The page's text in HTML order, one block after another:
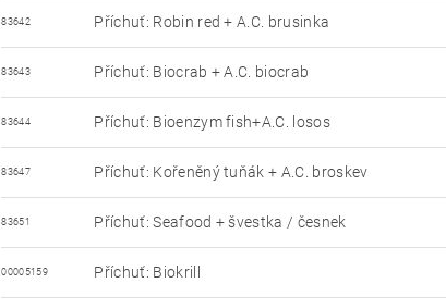
83642 Příchuť: Robin red + A.C. brusinka
83643 Příchuť: Biocrab + A.C. biocrab
83644 Příchuť: Bioenzym fish+A.C. losos
83647 Příchuť: Kořeněný tuňák + A.C. broskev
83651 Příchuť: Seafood + švestka / česnek
00005159 Příchuť: Biokrill